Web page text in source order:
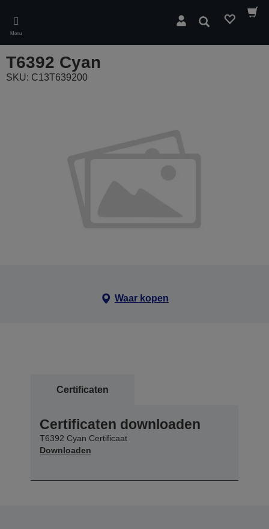
main
content
Menu
Zoeken
T6392 Cyan
SKU: C13T639200
Waar kopen
Certificaten
Certificaten downloaden
T6392 Cyan Certificaat
Downloaden